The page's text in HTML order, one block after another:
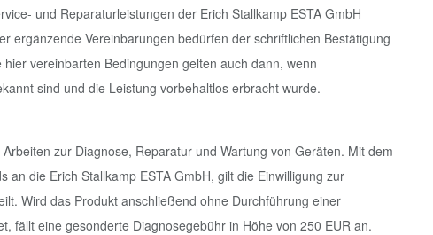
und Reparaturleistungen der Erich Stallkamp ESTA GmbH
ergänzende Vereinbarungen bedürfen der schriftlichen Bestätigung
vereinbarten Bedingungen gelten auch dann, wenn
sind und die Leistung vorbehaltlos erbracht wurde.
zur Diagnose, Reparatur und Wartung von Geräten. Mit dem
an die Erich Stallkamp ESTA GmbH, gilt die Einwilligung zur
Wird das Produkt anschließend ohne Durchführung einer
fällt eine gesonderte Diagnosegebühr in Höhe von 250 EUR an.